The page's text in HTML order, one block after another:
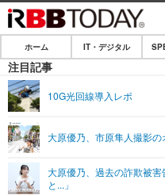
ホーム
IT・デジタル
ショッピング
エンタメ
エンタメTOP
ライフ
ホーム IT・デジタル
注目記事
10G光回線導入レポ
大原優乃、市原隼人撮影の
大原優乃、過去の詐欺被
と...」